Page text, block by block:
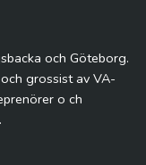
och Göteborg.
grossist av VA-
o ch